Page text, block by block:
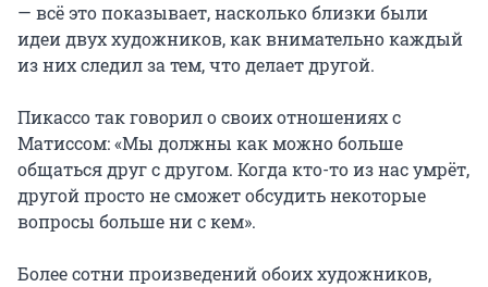
— всё это показывает, насколько близки были
идеи двух художников, как внимательно каждый
из них следил за тем, что делает другой.
Пикассо так говорил о своих отношениях с
Матиссом: «Мы должны как можно больше
общаться друг с другом. Когда кто-то из нас умрёт,
другой просто не сможет обсудить некоторые
вопросы больше ни с кем».
Более сотни произведений обоих художников,